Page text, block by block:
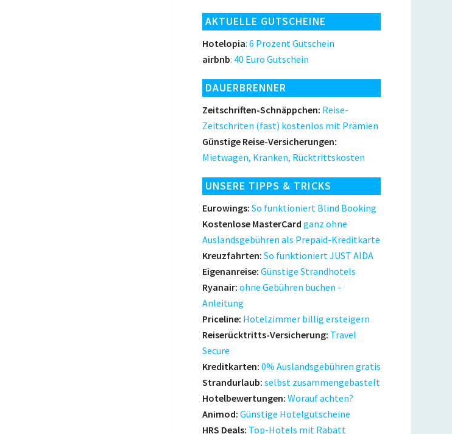
AKTUELLE GUTSCHEINE
Hotelopia: 6 Prozent Gutschein
airbnb: 40 Euro Gutschein
DAUERBRENNER
Zeitschriften-Schnäppchen: Reise-
Zeitschriten (fast) kostenlos mit Prämien
Günstige Reise-Versicherungen:
Mietwagen, Kranken, Rücktrittskosten
UNSERE TIPPS & TRICKS
Eurowings: So funktioniert Blind Booking
Kostenlose MasterCard ganz ohne
Auslandsgebühren als Prepaid-Kreditkarte
Kreuzfahrten: So funktioniert JUST AIDA
Eigenanreise: Günstige Strandhotels
Ryanair: ohne Gebühren buchen -
Anleitung
Priceline: Hotelzimmer billig ersteigern
Reiserücktritts-Versicherung: Travel
Secure
Kreditkarten: 0% Auslandsgebühren gratis
Strandurlaub: selbst zusammengebastelt
Hotelbewertungen: Worauf achten?
Animod: Günstige Hotelgutscheine
HRS Deals: Top-Hotels mit Rabatt